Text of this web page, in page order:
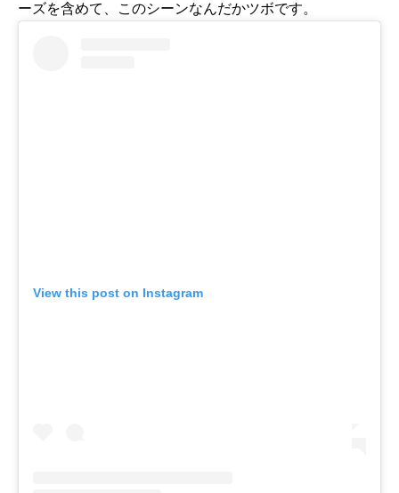
ーズを含めて、このシーンなんだかツボです。
View this post on Instagram